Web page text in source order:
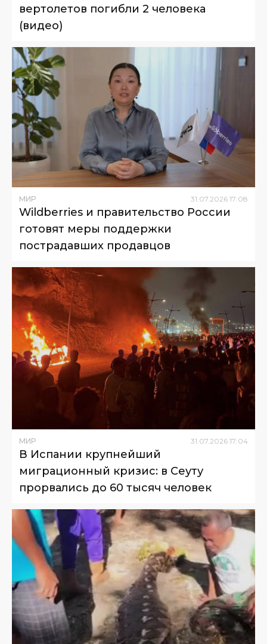
вертолетов погибли 2 человека
(видео)
МИР 31.07.2026 17:08
Wildberries и правительство России
готовят меры поддержки
пострадавших продавцов
МИР 31.07.2026 17:04
В Испании крупнейший
миграционный кризис: в Сеуту
прорвались до 60 тысяч человек